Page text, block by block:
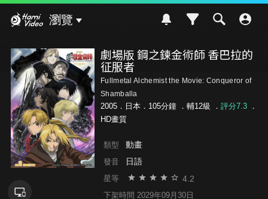
瀏覽
劇場版 鋼之鍊金術師 香巴拉的
征服者
Fullmetal Alchemist the Movie: Conqueror of
Shamballa
2005．日本．105分鐘 ． 輔12級 ． 評分7.3．
HD畫質
類型 動畫
發音 日語
星等 4.2
下架時間 2029年09月30日